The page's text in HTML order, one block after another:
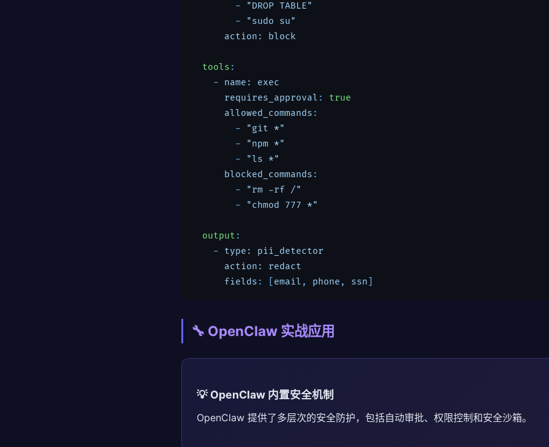
        -
"DROP TABLE"
        -
"sudo su"
action: block
tools :
    -
name: exec
requires_approval : true
allowed_commands :
        -
"git *"
        -
"npm *"
        -
"ls *"
blocked_commands :
        -
"rm -rf /"
        -
"chmod 777 *"
output :
    -
type: pii_detector
action: redact
fields : [ email , phone , ssn
🔧 OpenClaw 实战应用
💡 OpenClaw 内置安全机制
OpenClaw 提供了多层次的安全防护，包括自动审批、权限控制和安全沙箱。